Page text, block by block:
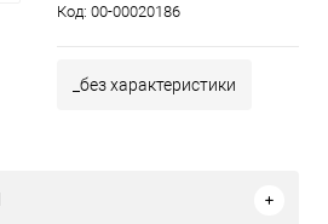
Код: 00-00020186
_без характеристики